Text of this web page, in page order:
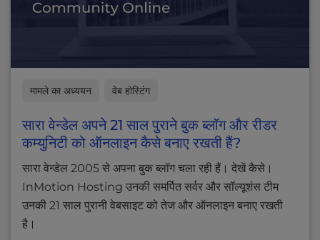
मामले का अध्ययन वेब होस्टिंग
सारा वेन्डेल अपने 21 साल पुराने बुक ब्लॉग और रीडर
कम्युनिटी को ऑनलाइन कैसे बनाए रखती हैं?
सारा वेन्डेल 2005 से अपना बुक ब्लॉग चला रही हैं। देखें कैसे।
InMotion Hosting उनकी समर्पित सर्वर और सॉल्यूशंस टीम
उनकी 21 साल पुरानी वेबसाइट को तेज और ऑनलाइन बनाए रखती
है।